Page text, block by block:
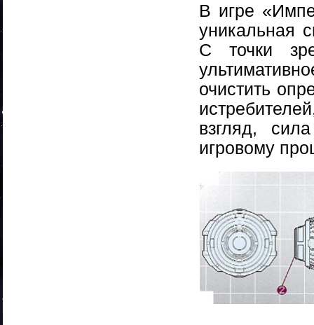
В игре
уникальная
С точки
очистить
взгляд,
игровому